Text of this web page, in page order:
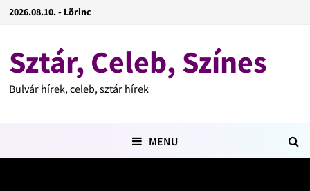
2026.08.10. - Lõrinc
Sztár, Celeb, Színes
Bulvár hírek, celeb, sztár hírek
MENU